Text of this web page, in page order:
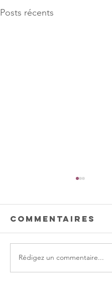
Posts récents
Little News
n°13
Commentaires
Rédigez un commentaire...